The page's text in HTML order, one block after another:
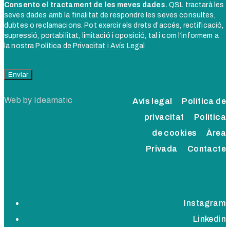
Consento el tractament de les meves dades. QSL tractarà les
seves dades amb la finalitat de respondre les seves consultes,
dubtes o reclamacions. Pot exercir els drets d’accés, rectificació,
supressió, portabilitat, limitació i oposició, tal i com l’informem a
la nostraPolítica de Privacitat i Avís Legal
Web by Ideamatic Avís legal
Política de
privacitat
Política
de cookies
Àrea
Privada
Contacte
Instagram
Linkedin